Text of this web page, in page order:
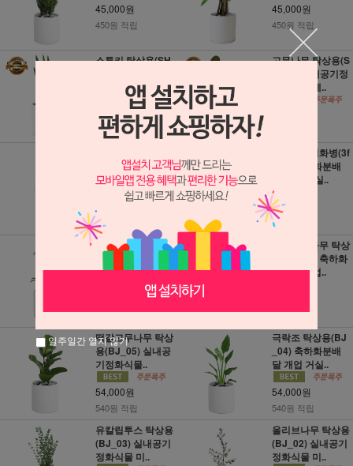
45,000원
450원 적립
45,000원
450원 적립
스투키 탁상용(SH
화식물 미세먼..
45,000원
450원 적립
고무나무 탁상용(S
H_64) 실내공기정
화식물 미세..
(g_133) 축하화분
배달 개업..
49,000원
490원 적립
무지개유리화병(3f
671) 축하화분배
달 개업 거실..
49,000원
490원 적립
홍콩야자 탁상용
(BJ_09) 축하화분
배달 개업 거..
뱅갈고무나무 탁상
용(BJ_07) 축하화
분배달 개업..
떡갈고무나무 탁상
용(BJ_05) 실내공
기정화식물..
54,000원
540원 적립
극락조 탁상용(BJ
_04) 축하화분배
달 개업 거실..
54,000원
540원 적립
유칼립투스 탁상용
(BJ_03) 실내공기
정화식물 미..
올리브나무 탁상용
(BJ_02) 실내공기
정화식물 미..
일주일간 열지 않기